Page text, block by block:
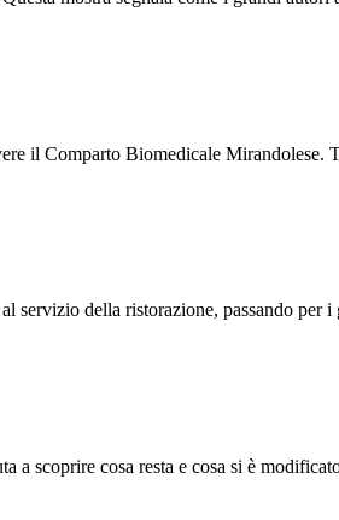
il Comparto Biomedicale
della ristorazione, passando
scoprire cosa resta e cosa si è